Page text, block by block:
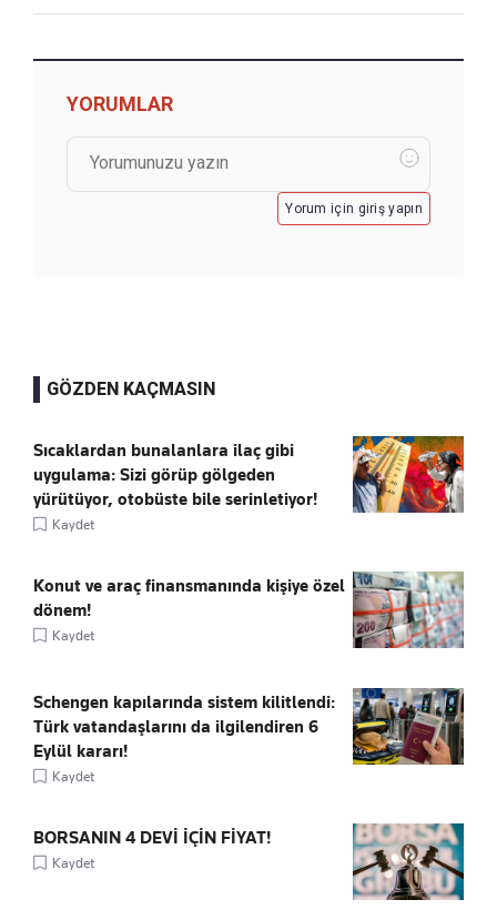
YORUMLAR
Yorum için giriş yapın
GÖZDEN KAÇMASIN
Sıcaklardan bunalanlara ilaç gibi
uygulama: Sizi görüp gölgeden
yürütüyor, otobüste bile serinletiyor!
Kaydet
Konut ve araç finansmanında kişiye özel
dönem!
Kaydet
Schengen kapılarında sistem kilitlendi:
Türk vatandaşlarını da ilgilendiren 6
Eylül kararı!
Kaydet
BORSANIN 4 DEVİ İÇİN FİYAT!
Kaydet